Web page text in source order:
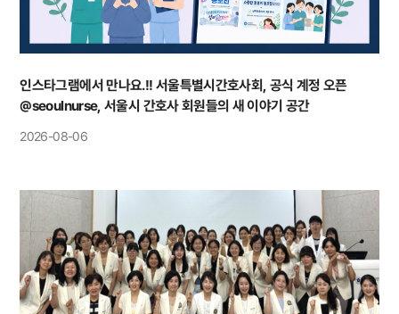
인스타그램에서 만나요.!! 서울특별시간호사회, 공식 계정 오픈
@seoulnurse, 서울시 간호사 회원들의 새 이야기 공간
2026-08-06